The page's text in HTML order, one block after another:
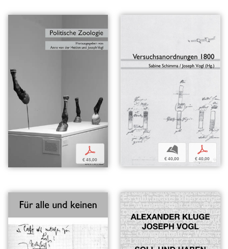
p
€ 45,00
b
€ 40,00
p
€ 40,00